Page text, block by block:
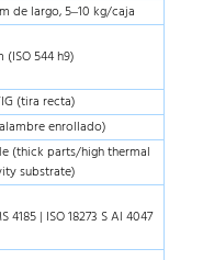
de largo, 5–10 kg/caja
544 h9)
(tira recta)
enrollado)
(thick parts/high thermal
substrate)
4185 | ISO 18273 S Al 4047